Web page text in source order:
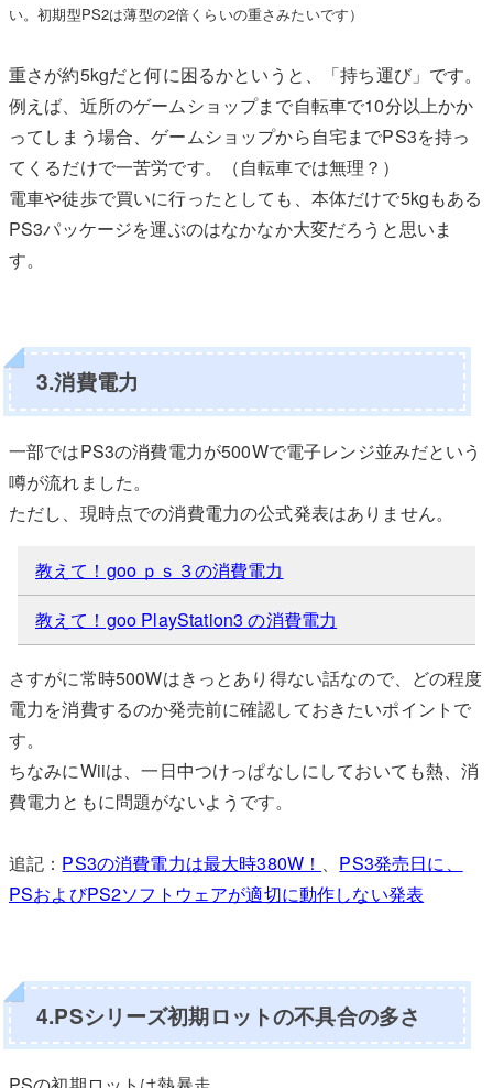
い。初期型PS2は薄型の2倍くらいの重さみたいです）
重さが約5kgだと何に困るかというと、「持ち運び」です。
例えば、近所のゲームショップまで自転車で10分以上かか
ってしまう場合、ゲームショップから自宅までPS3を持っ
てくるだけで一苦労です。（自転車では無理？）
電車や徒歩で買いに行ったとしても、本体だけで5kgもある
PS3パッケージを運ぶのはなかなか大変だろうと思いま
す。
3.消費電力
一部ではPS3の消費電力が500Wで電子レンジ並みだという
噂が流れました。
ただし、現時点での消費電力の公式発表はありません。
教えて！goo ｐｓ３の消費電力
教えて！goo PlayStation3 の消費電力
さすがに常時500Wはきっとあり得ない話なので、どの程度
電力を消費するのか発売前に確認しておきたいポイントで
す。
ちなみにWiiは、一日中つけっぱなしにしておいても熱、消
費電力ともに問題がないようです。
追記： PS3の消費電力は最大時380W！ 、 PS3発売日に、
PSおよびPS2ソフトウェアが適切に動作しない発表
4.PSシリーズ初期ロットの不具合の多さ